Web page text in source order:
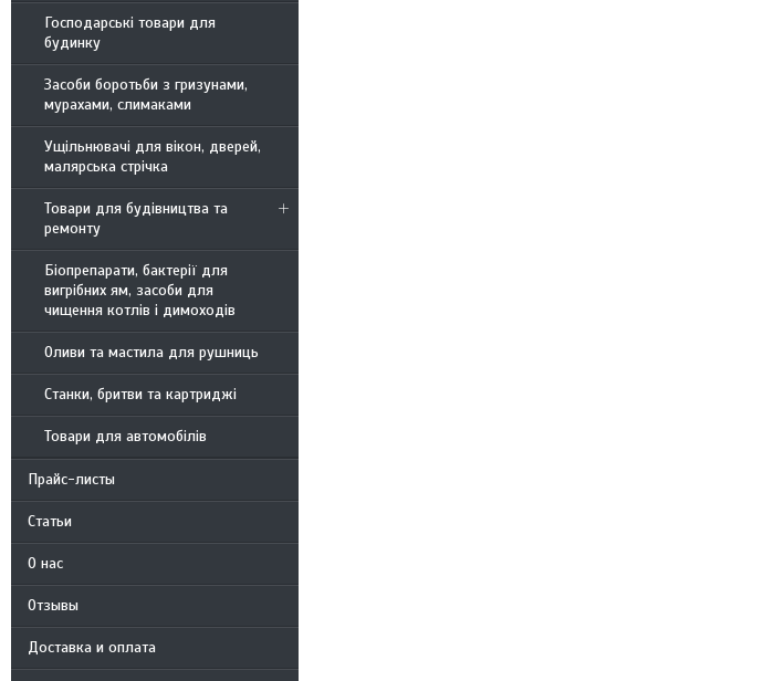
Господарські товари для
будинку
Засоби боротьби з гризунами,
мурахами, слимаками
Ущільнювачі для вікон, дверей,
малярська стрічка
Товари для будівництва та
ремонту
Біопрепарати, бактерії для
вигрібних ям, засоби для
чищення котлів і димоходів
Оливи та мастила для рушниць
Станки, бритви та картриджі
Товари для автомобілів
Прайс-листы
Статьи
О нас
Отзывы
Доставка и оплата